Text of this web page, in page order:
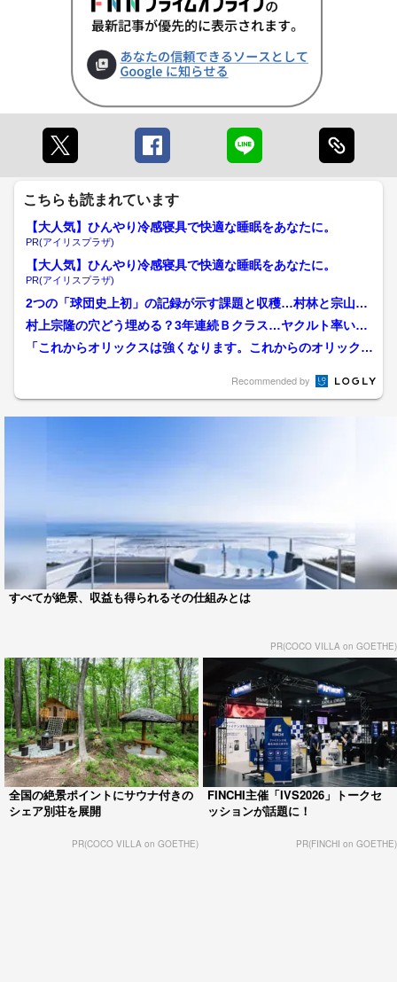
こちらも読まれています
【大人気】ひんやり冷感寝具で快適な睡眠をあなたに。
PR(アイリスプラザ)
【大人気】ひんやり冷感寝具で快適な睡眠をあなたに。
PR(アイリスプラザ)
2つの「球団史上初」の記録が示す課題と収穫…村林と宗山の
競争に見る未来 プロ野球...
村上宗隆の穴どう埋める？3年連続Ｂクラス…ヤクルト率いる
池山監督のテーマは「競争...
「これからオリックスは強くなります。これからのオリックス
Recommended by
すべてが絶景、収益も得られるその仕組みとは
PR(COCO VILLA on GOETHE)
全国の絶景ポイントにサウナ付きの
シェア別荘を展開
PR(COCO VILLA on GOETHE)
FINCHI主催「IVS2026」トークセ
ッションが話題に！
PR(FINCHI on GOETHE)